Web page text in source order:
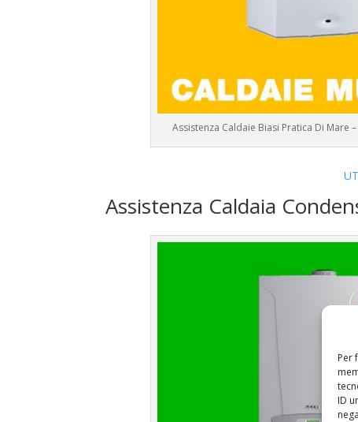
Per
ID
Assistenza Caldaie Biasi Pratica Di Mare
Assistenza Caldaia